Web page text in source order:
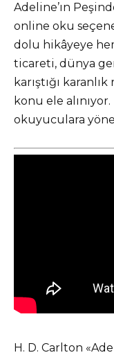
Adeline’ın
online oku
dolu hikâyeye
ticareti, dünya
karıştığı
konu ele
okuyuculara
H. D. Carlton